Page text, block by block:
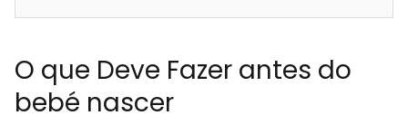
O que Deve Fazer antes do
bebé nascer